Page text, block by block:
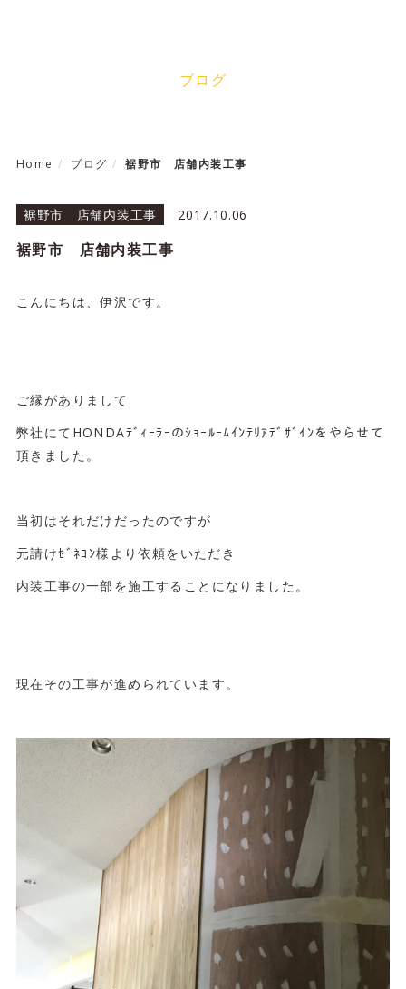
ブログ
Home ブログ 裾野市 店舗内装工事
裾野市 店舗内装工事 2017.10.06
裾野市 店舗内装工事
こんにちは、伊沢です。
ご縁がありまして
弊社にてHONDAﾃﾞｨｰﾗｰのｼｮｰﾙｰﾑｲﾝﾃﾘｱﾃﾞｻﾞｲﾝをやらせて
頂きました。
当初はそれだけだったのですが
元請けｾﾞﾈｺﾝ様より依頼をいただき
内装工事の一部を施工することになりました。
現在その工事が進められています。